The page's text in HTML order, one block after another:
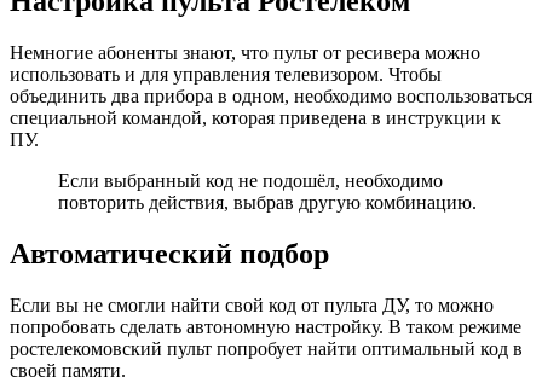
Немногие абоненты знают, что пульт от ресивера можно
использовать и для управления телевизором. Чтобы
объединить два прибора в одном, необходимо воспользоваться
специальной командой, которая приведена в инструкции к
ПУ.
Если выбранный код не подошёл, необходимо
повторить действия, выбрав другую комбинацию.
Автоматический подбор
Если вы не смогли найти свой код от пульта ДУ, то можно
попробовать сделать автономную настройку. В таком режиме
ростелекомовский пульт попробует найти оптимальный код в
своей памяти.